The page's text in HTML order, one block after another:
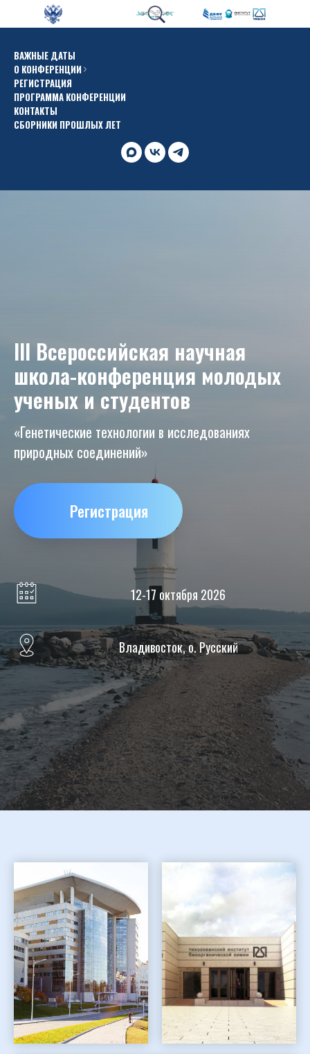
ВАЖНЫЕ ДАТЫ
О КОНФЕРЕНЦИИ
РЕГИСТРАЦИЯ
ПРОГРАММА КОНФЕРЕНЦИИ
КОНТАКТЫ
СБОРНИКИ ПРОШЛЫХ ЛЕТ
III Всероссийская научная
школа-конференция молодых
ученых и студентов
«Генетические технологии в исследованиях
природных соединений»
Регистрация
12-17 октября 2026
Владивосток, о. Русский